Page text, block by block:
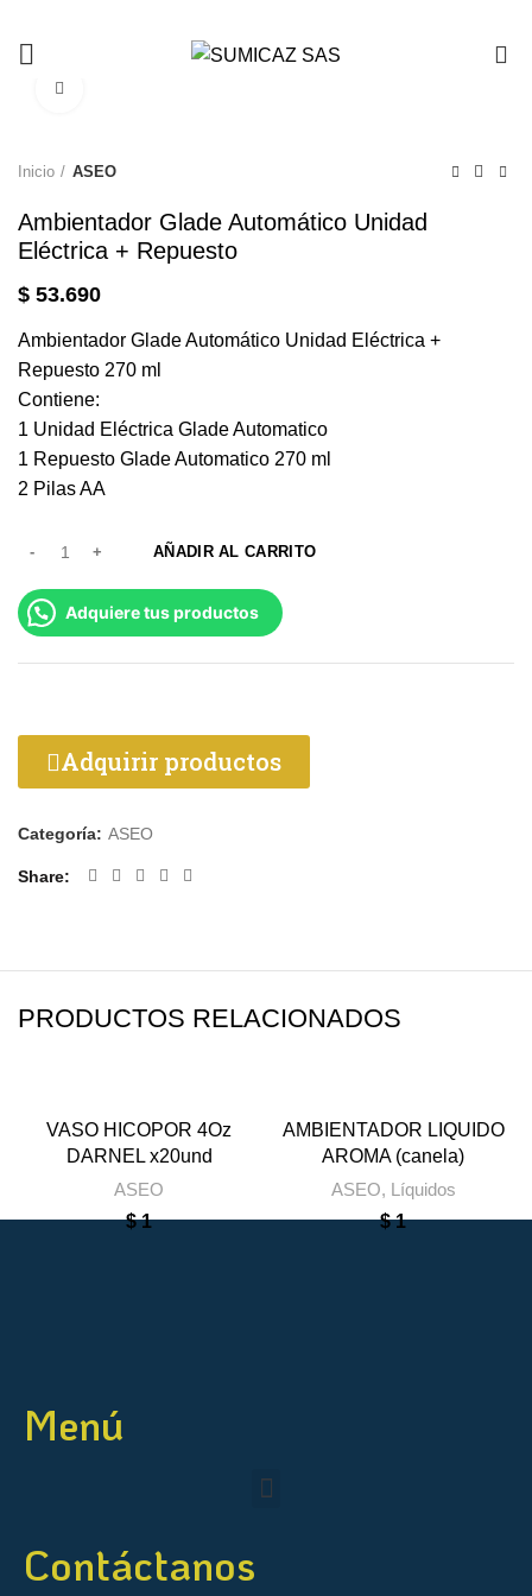
Inicio ASEO
Ambientador Glade Automático Unidad
Eléctrica + Repuesto
$ 53.690
Ambientador Glade Automático Unidad Eléctrica +
Repuesto 270 ml
Contiene:
1 Unidad Eléctrica Glade Automatico
1 Repuesto Glade Automatico 270 ml
2 Pilas AA
AÑADIR AL CARRITO
Adquiere tus productos
Adquirir productos
Categoría: ASEO
Share
PRODUCTOS RELACIONADOS
VASO HICOPOR 4Oz
DARNEL x20und
ASEO
$1
AMBIENTADOR LIQUIDO
AROMA (canela)
ASEO, Líquidos
$1
Menú
Contáctanos